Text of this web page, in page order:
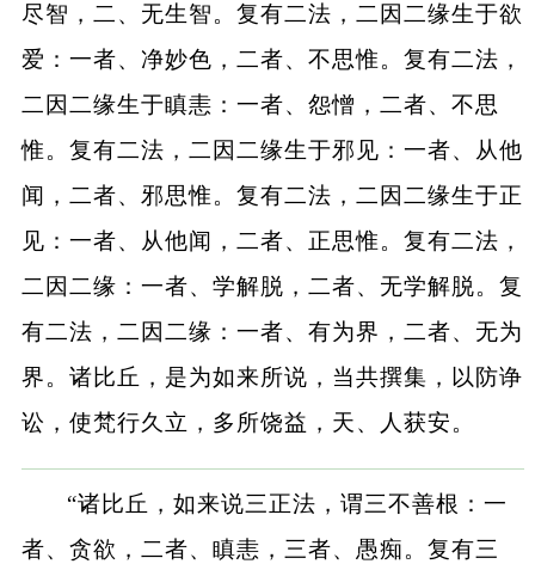
尽智，二、无生智。复有二法，二因二缘生于欲
爱：一者、净妙色，二者、不思惟。复有二法，
二因二缘生于瞋恚：一者、怨憎，二者、不思
惟。复有二法，二因二缘生于邪见：一者、从他
闻，二者、邪思惟。复有二法，二因二缘生于正
见：一者、从他闻，二者、正思惟。复有二法，
二因二缘：一者、学解脱，二者、无学解脱。复
有二法，二因二缘：一者、有为界，二者、无为
界。诸比丘，是为如来所说，当共撰集，以防诤
讼，使梵行久立，多所饶益，天、人获安。
“诸比丘，如来说三正法，谓三不善根：一
者、贪欲，二者、瞋恚，三者、愚痴。复有三